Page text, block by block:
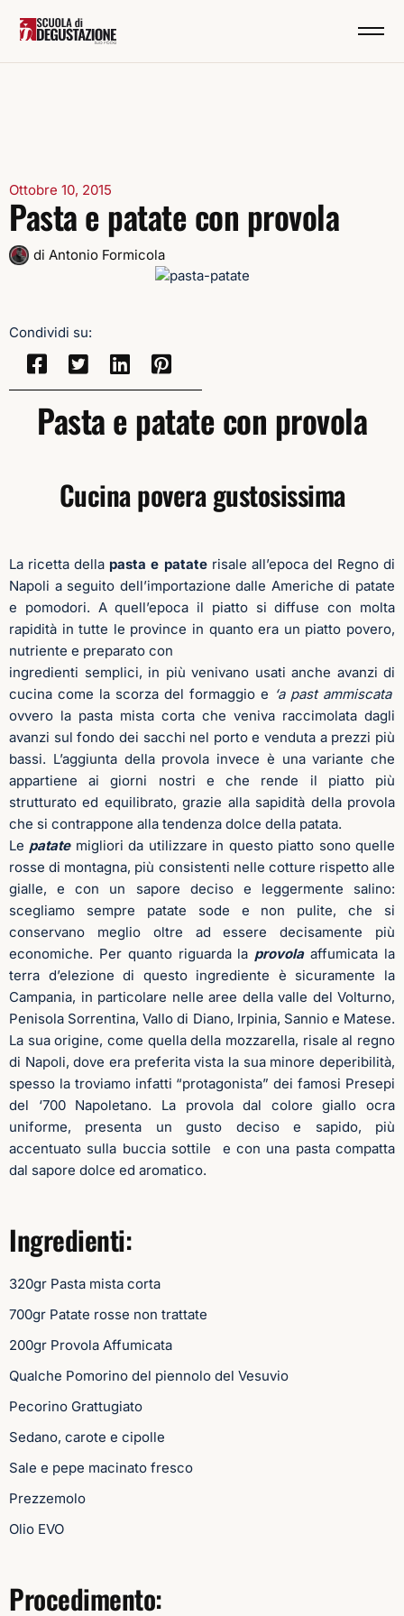
Ottobre 10, 2015
Pasta e patate con provola
di Antonio Formicola
Condividi su:
Pasta e patate con provola
Cucina povera gustosissima
La ricetta della pasta e pataterisale all’epoca del Regno di
Napoli a seguito dell’importazione dalle Americhe di patate
e pomodori. A quell’epoca il piatto si diffuse con molta
rapidità in tutte le province in quanto era un piatto povero,
nutriente e preparato con
ingredienti semplici, in più venivano usati anche avanzi di
cucina come la scorza del formaggio e ‘a past ammiscata
ovvero la pasta mista corta che veniva raccimolata dagli
avanzi sul fondo dei sacchi nel porto e venduta a prezzi più
bassi. L’aggiunta della provola invece è una variante che
appartiene ai giorni nostri e che rende il piatto più
strutturato ed equilibrato, grazie alla sapidità della provola
che si contrappone alla tendenza dolce della patata.
Le patate migliori da utilizzare in questo piatto sono quelle
rosse di montagna, più consistenti nelle cotture rispetto alle
gialle, e con un sapore deciso e leggermente salino:
scegliamo sempre patate sode e non pulite, che si
conservano meglio oltre ad essere decisamente più
economiche. Per quanto riguarda la provola affumicata la
terra d’elezione di questo ingrediente è sicuramente la
Campania, in particolare nelle aree della valle del Volturno,
Penisola Sorrentina, Vallo di Diano, Irpinia, Sannio e Matese.
La sua origine, come quella della mozzarella, risale al regno
di Napoli, dove era preferita vista la sua minore deperibilità,
spesso la troviamo infatti “protagonista” dei famosi Presepi
del ‘700 Napoletano. La provola dal colore giallo ocra
uniforme, presenta un gusto deciso e sapido, più
accentuato sulla buccia sottile e con una pasta compatta
dal sapore dolce ed aromatico.
Ingredienti:
320gr Pasta mista corta
700gr Patate rosse non trattate
200gr Provola Affumicata
Qualche Pomorino del piennolo del Vesuvio
Pecorino Grattugiato
Sedano, carote e cipolle
Sale e pepe macinato fresco
Prezzemolo
Olio EVO
Procedimento: